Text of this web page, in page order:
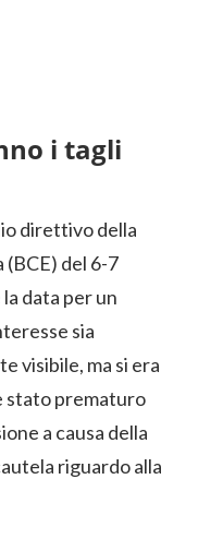
i tagli
direttivo della
(BCE) del 6-7
data per un
sia
visibile, ma si era
stato prematuro
a causa della
riguardo alla